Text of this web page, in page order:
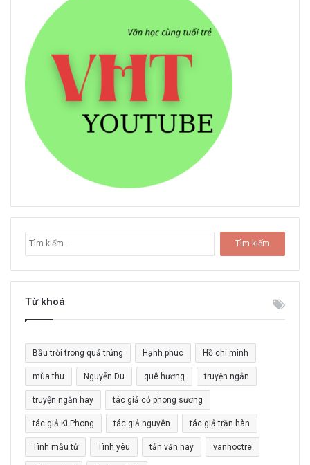
m
k
c
h
o
:
Từ khoá
Bầu trời trong quả trứng Hạnh phúc Hồ chí minh
mùa thu Nguyễn Du quê hương truyện ngắn
truyện ngắn hay tác giả cỏ phong sương
tác giả Kì Phong tác giả nguyên tác giả trần hàn
Tình mẫu tử Tình yêu tản văn hay vanhoctre